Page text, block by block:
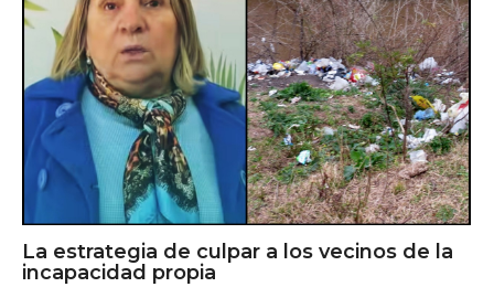
La estrategia de culpar a los vecinos de la
incapacidad propia